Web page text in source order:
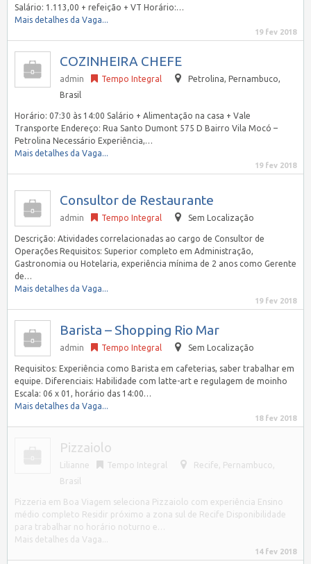
Salário: 1.113,00 + refeição + VT Horário:…
Mais detalhes da Vaga...
19 fev 2018
COZINHEIRA CHEFE
admin Tempo Integral Petrolina Pernambuco,
Brasil
Horário: 07:30 às 14:00 Salário + Alimentação na casa + Vale
Transporte Endereço: Rua Santo Dumont 575 D Bairro Vila Mocó –
Petrolina Necessário Experiência,…
Mais detalhes da Vaga...
19 fev 2018
Consultor de Restaurante
admin Tempo Integral Sem Localização
Descrição: Atividades correlacionadas ao cargo de Consultor de
Operações Requisitos: Superior completo em Administração,
Gastronomia ou Hotelaria, experiência mínima de 2 anos como Gerente
de…
Mais detalhes da Vaga...
19 fev 2018
Barista – Shopping Rio Mar
admin Tempo Integral Sem Localização
Requisitos: Experiência como Barista em cafeterias, saber trabalhar em
equipe. Diferenciais: Habilidade com latte-art e regulagem de moinho
Escala: 06 x 01, horário das 14:00…
Mais detalhes da Vaga...
18 fev 2018
Pizzaiolo
Lilianne Tempo Integral Recife
Pernambuco,
Brasil
Pizzeria em Boa Viagem seleciona Pizzaiolo com experiência Ensino
médio completo Residir próximo a zona sul de Recife Disponibilidade
para trabalhar no horário noturno e…
Mais detalhes da Vaga...
14 fev 2018